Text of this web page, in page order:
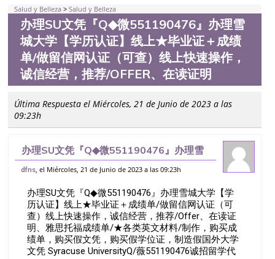
Salud y Belleza >Salud y Belleza
办理SU文凭『Q◆微551190476』办理雪
城大学【学历认证】线上★毕业证＋成绩
单/做留信网认证（可查）线上快速操作，
诚信经营，推荐/OFFER、在读证明
Última Respuesta el Miércoles, 21 de Junio de 2023 a las
09:23h
办理SU文凭『Q◆微551190476』办理雪
城大学【学历认证】线上★毕业证＋成绩
诚信经营，推荐/Offer、在读证明
dfns , el Miércoles, 21 de Junio de 2023 a las 09:23h
办理SU文凭『Q◆微551190476』办理雪城大学【学
历认证】线上★毕业证＋成绩单/做留信网认证（可
查）线上快速操作，诚信经营，推荐/Offer、在读证
明、雅思托福成绩单/★各类英文材料/制作，购买成
绩单，购买假文凭，购买假学位证，制造假国外大学
文凭 Syracuse UniversityQ/薇551190476诚招留学代